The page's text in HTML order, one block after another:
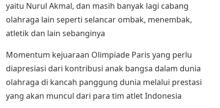
yaitu Nurul Akmal, dan masih banyak lagi cabang
olahraga lain seperti selancar ombak, menembak,
atletik dan lain sebanginya
Momentum kejuaraan Olimpiade Paris yang perlu
diapresiasi dari kontribusi anak bangsa dalam dunia
olahraga di kancah panggung dunia melalui prestasi
yang akan muncul dari para tim atlet Indonesia